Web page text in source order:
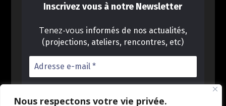
Nous respectons votre vie privée.
Inscrivez vous à notre Newsletter
Tenez-vous informés de nos actualités,
(projections, ateliers, rencontres, etc)